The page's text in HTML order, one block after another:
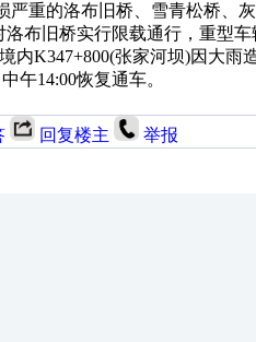
重的洛布旧桥、雪青松桥、灰
洛布旧桥实行限载通行，重型
K347+800(张家河坝)因大雨
午14:00恢复通车。
回复楼主 举报